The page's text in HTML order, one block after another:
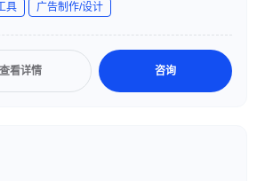
しています。
具
广告制作/设计
查看详情 咨询